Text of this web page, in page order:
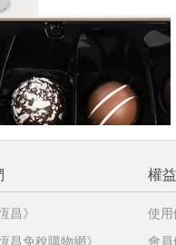
提醒您：
免稅品線上預訂服務限
不同機場的下單時間
昌》
昌免稅購物網》
權
使用
會員